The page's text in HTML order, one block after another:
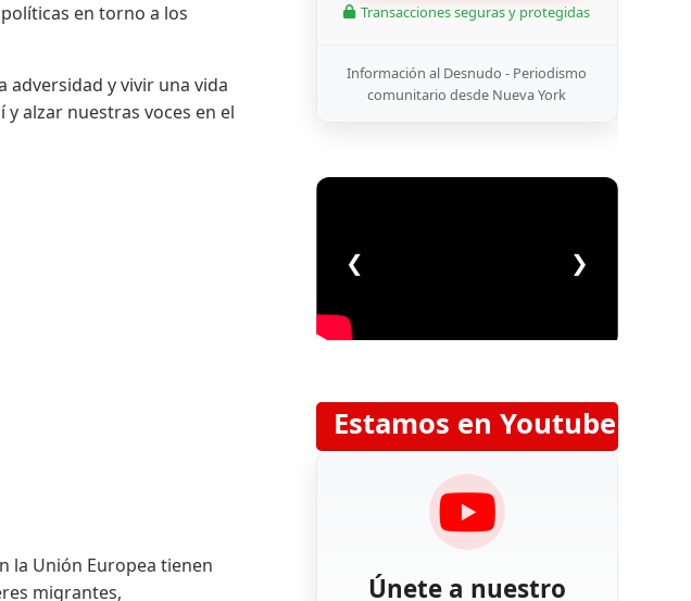
en torno a los
adversidad y vivir una vida
alzar nuestras voces en el
la Unión Europea tienen
migrantes,
Transacciones seguras y protegidas
Información al Desnudo - Periodismo
comunitario desde Nueva York
❮ ❯
Estamos en Youtube
Únete a nuestro